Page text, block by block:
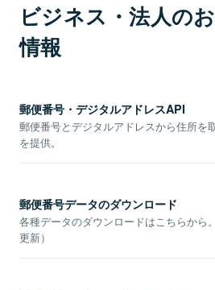
ビジネス・法人の
情報
郵便番号・デジタルアドレスAPI
郵便番号とデジタルアドレスから住所を
を提供。
郵便番号データのダウンロード
各種データのダウンロードはこちらから
更新）